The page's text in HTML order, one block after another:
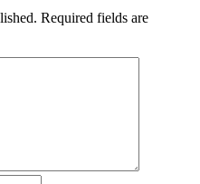
Required fields are